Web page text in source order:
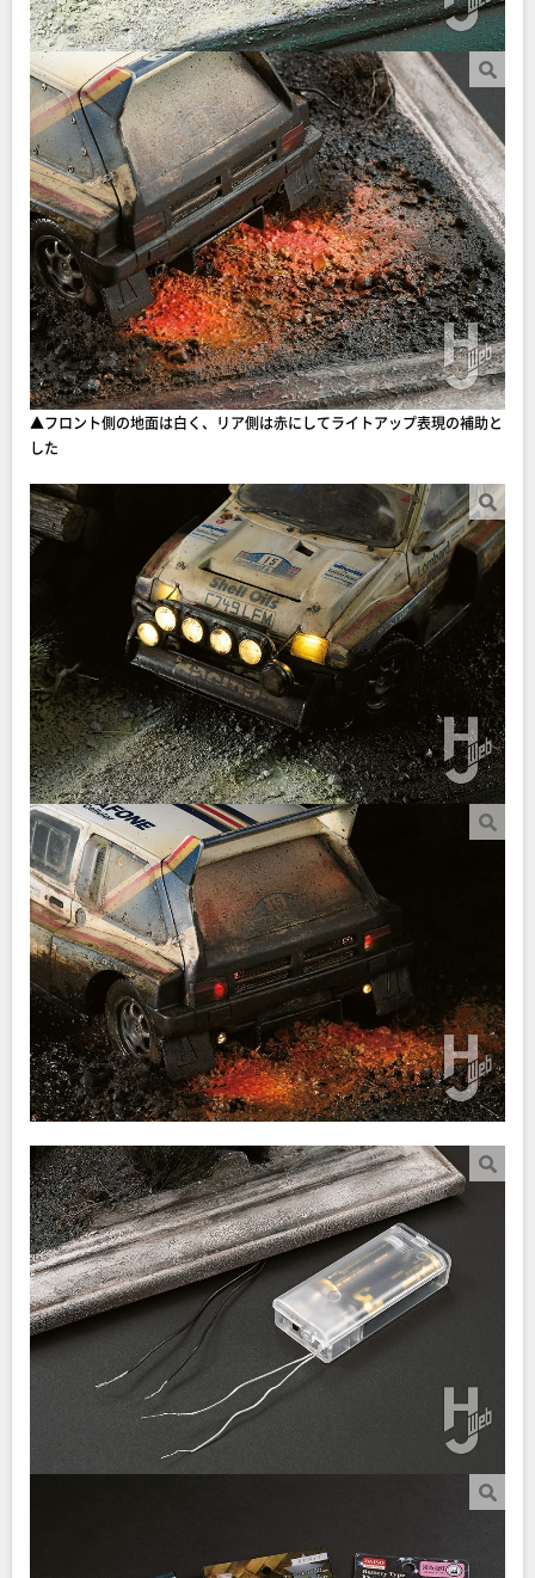
▲フロント側の地面は白く、リア側は赤にしてライトアップ表現の補助と
した